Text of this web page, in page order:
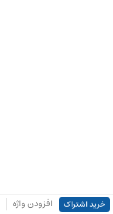
خرید اشتراک افزودن واژه